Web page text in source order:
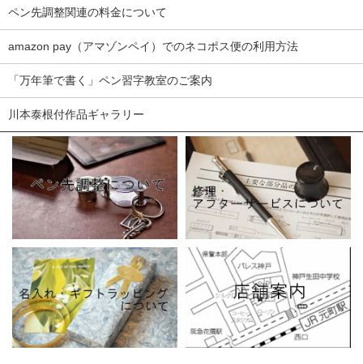
ペン先調整関連の料金について
amazon pay（アマゾンペイ）でのネコポス便の利用方法
「万年筆で書く」ペン習字教室のご案内
川本泰根付作品ギャラリー